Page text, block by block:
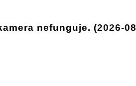
nefunguje. (2026-